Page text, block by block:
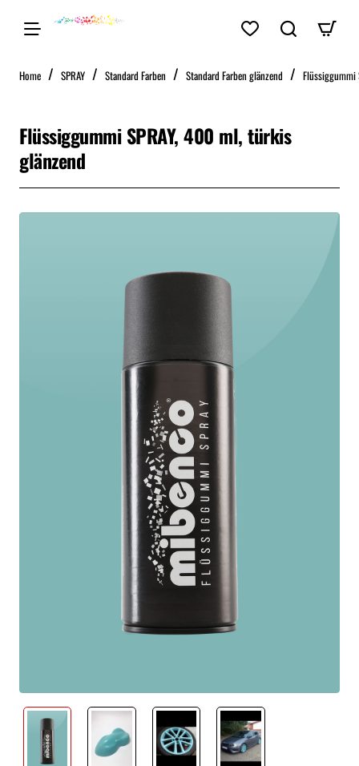
Home home SPRAY Standard Farben Standard Farben glänzend Flüssiggummi
Flüssiggummi SPRAY, 400 ml, türkis
glänzend